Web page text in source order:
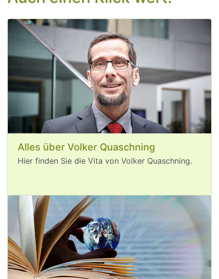
VQuaschning avatar
VQuaschningpost
Durch die #Klimakrise droht ein
weiterer Anstieg der ohnehin schon
hohen #Spritpreise. Durch das
Niedrigwasser steigen derzeit die
#Elektroautos sind derzeit hingegen
Elektroautos pro Kilometer schon jetzt
deutlich günstiger als das Betanken von
Verbrennern.
Alles über Volker Quaschning
Hier finden Sie die Vita von Volker Quaschning.